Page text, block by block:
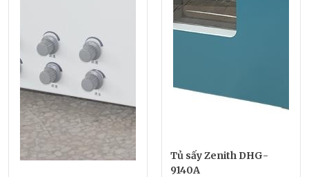
Tủ sấy Zenith DHG-
9140A